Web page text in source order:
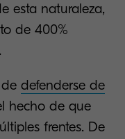
esta naturaleza,
de 400%
defenderse de
hecho de que
frentes. De